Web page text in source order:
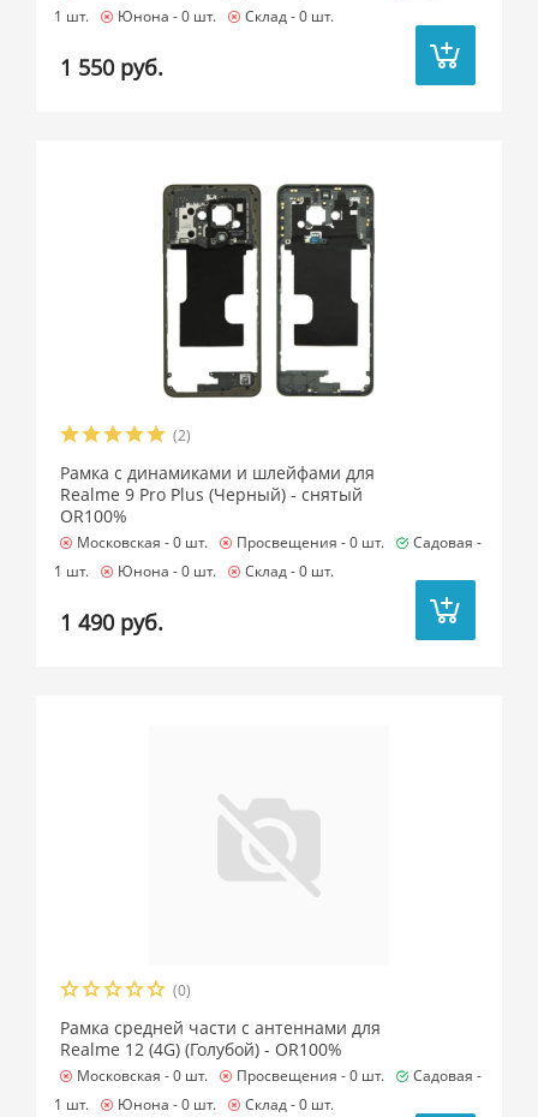
1 шт.
Юнона -0 шт. Склад -0 шт.
1 550 руб.
(2)
Рамка с динамиками и шлейфами для
Realme 9 Pro Plus (Черный) - снятый
OR100%
Московская -0 шт. Просвещения -0 шт.
Садовая -
1 шт.
Юнона -0 шт. Склад -0 шт.
1 490 руб.
(0)
Рамка средней части с антеннами для
Realme 12 (4G) (Голубой) - OR100%
Московская -0 шт. Просвещения -0 шт.
Садовая -
1 шт.
Юнона -0 шт. Склад -0 шт.